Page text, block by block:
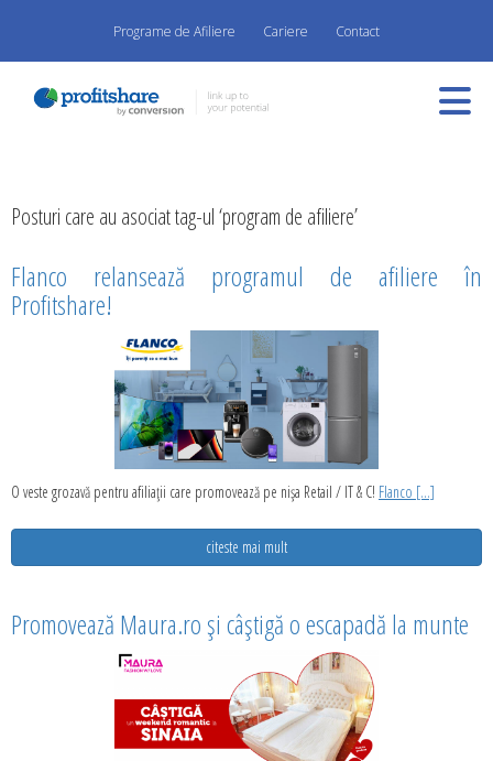
Programe de Afiliere Cariere Contact
Posturi care au asociat tag-ul ‘program de afiliere’
Flanco relansează programul de afiliere în
Profitshare!
O veste grozavă pentru afiliații care promovează pe nișa Retail / IT & C! Flanco [...]
citeste mai mult
Promovează Maura.ro și câștigă o escapadă la munte